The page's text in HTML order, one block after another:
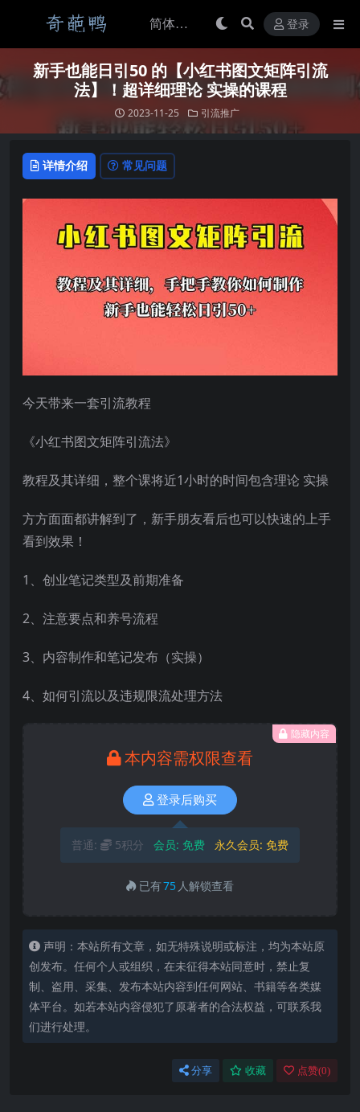
登录
新手也能日引50 的【小红书图文矩阵引流
法】！超详细理论 实操的课程
2023-11-25 引流推广
详情介绍 常见问题
今天带来一套引流教程
《小红书图文矩阵引流法》
教程及其详细，整个课将近1小时的时间包含理论 实操
方方面面都讲解到了，新手朋友看后也可以快速的上手
看到效果！
1、创业笔记类型及前期准备
2、注意要点和养号流程
3、内容制作和笔记发布（实操）
4、如何引流以及违规限流处理方法
隐藏内容
本内容需权限查看
登录后购买
普通: 5积分 会员: 免费 永久会员: 免费
已有75 人解锁查看
声明：本站所有文章，如无特殊说明或标注，均为本站原
创发布。任何个人或组织，在未征得本站同意时，禁止复
制、盗用、采集、发布本站内容到任何网站、书籍等各类媒
体平台。如若本站内容侵犯了原著者的合法权益，可联系我
们进行处理。
分享 收藏 点赞(0)